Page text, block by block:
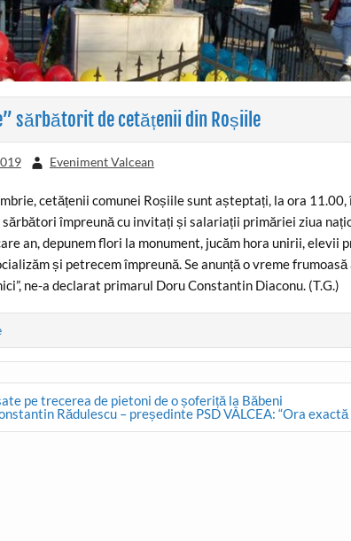
sărbătorit de cetățenii din Roșiile
Eveniment Valcean
cetățenii comunei Roșiile sunt așteptați, la ora
împreună cu invitați și salariații primăriei ziua
an, depunem flori la monument, jucăm hora unirii,
și petrecem împreună. Se anunță o vreme
ne-a declarat primarul Doru Constantin Diaconu. (T.G.)
pe trecerea de pietoni de o șoferiță la Băbeni
Rădulescu – președinte PSD VÂLCEA: “Ora